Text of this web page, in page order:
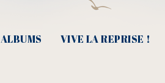
ALBUMS VIVE LA REPRISE !